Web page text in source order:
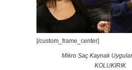
[/custom_frame_center]
Mikro Saç Kaynak
KOLUKIRIK